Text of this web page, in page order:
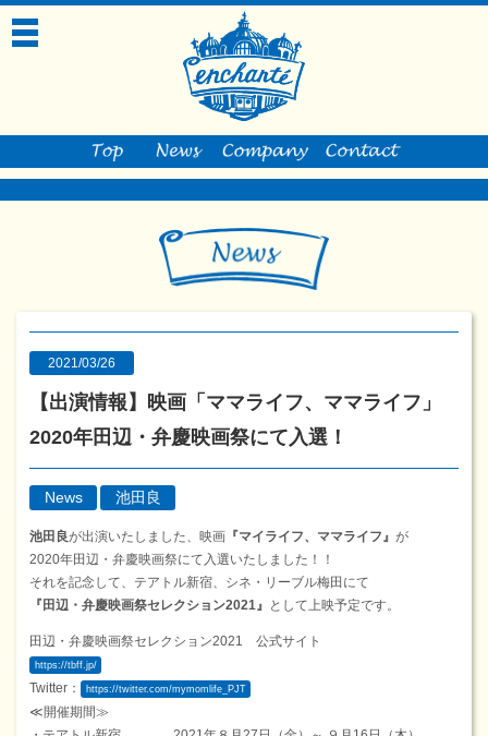
toggle
2021/03/26
【出演情報】映画「ママライフ、ママライフ」
2020年田辺・弁慶映画祭にて入選！
News 池田良
池田良が出演いたしました、映画 『マイライフ、ママライフ』 が
2020年田辺・弁慶映画祭にて入選いたしました！！
それを記念して、テアトル新宿、シネ・リーブル梅田にて
『田辺・弁慶映画祭セレクション2021』 として上映予定です。
田辺・弁慶映画祭セレクション2021 公式サイト
https://tbff.jp/
Twitter： https://twitter.com/mymomlife_PJT
≪開催期間≫